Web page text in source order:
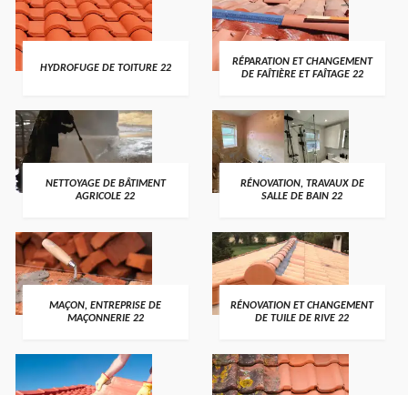
HYDROFUGE DE TOITURE 22
RÉPARATION ET CHANGEMENT
DE FAÎTIÈRE ET FAÎTAGE 22
NETTOYAGE DE BÂTIMENT
AGRICOLE 22
RÉNOVATION, TRAVAUX DE
SALLE DE BAIN 22
MAÇON, ENTREPRISE DE
MAÇONNERIE 22
RÉNOVATION ET CHANGEMENT
DE TUILE DE RIVE 22